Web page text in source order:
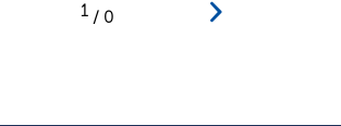
1 / 0